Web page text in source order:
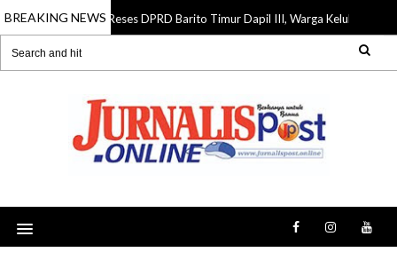
BREAKING NEWS
07 Aug 2026 Reses DPRD Barito Timur Dapil III, Warga Keluhkan